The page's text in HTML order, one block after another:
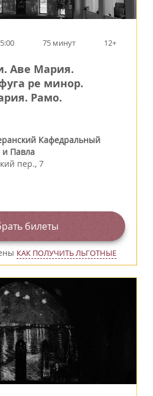
75 минут 12+
Аве Мария.
ре минор.
Рамо.
Кафедральный
и Павла
пер., 7
билеты
КАК ПОЛУЧИТЬ ЛЬГОТНЫЕ